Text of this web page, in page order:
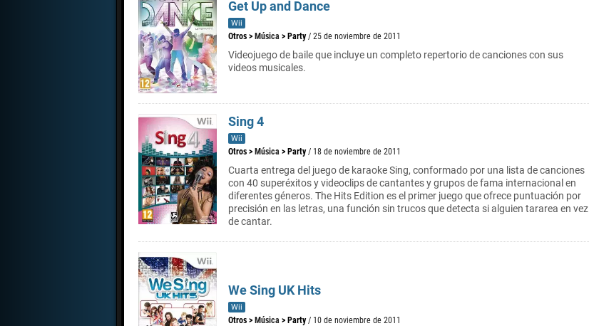
Get Up and Dance
Wii
Otros > Música > Party / 25 de noviembre de 2011
Videojuego de baile que incluye un completo repertorio de canciones con sus
videos musicales.
Sing 4
Wii
Otros > Música > Party / 18 de noviembre de 2011
Cuarta entrega del juego de karaoke Sing, conformado por una lista de canciones
con 40 superéxitos y videoclips de cantantes y grupos de fama internacional en
diferentes géneros. The Hits Edition es el primer juego que ofrece puntuación por
precisión en las letras, una función sin trucos que detecta si alguien tararea en vez
de cantar.
We Sing UK Hits
Wii
Otros > Música > Party / 10 de noviembre de 2011